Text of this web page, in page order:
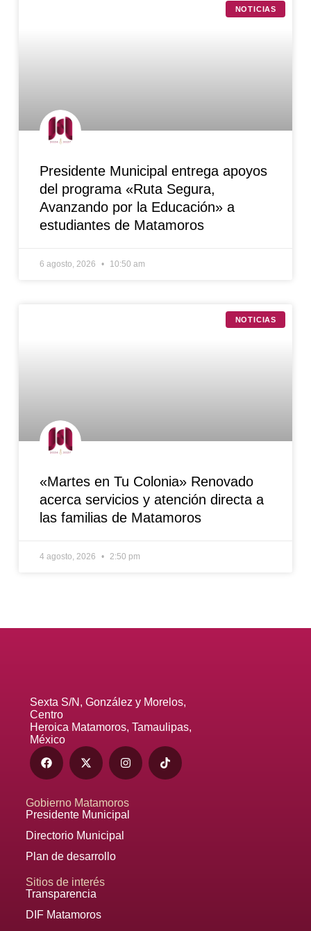
NOTICIAS
Presidente Municipal entrega apoyos
del programa «Ruta Segura,
Avanzando por la Educación» a
estudiantes de Matamoros
6 agosto, 2026 10:50 am
NOTICIAS
«Martes en Tu Colonia» Renovado
acerca servicios y atención directa a
las familias de Matamoros
4 agosto, 2026 2:50 pm
Sexta S/N, González y Morelos,
Centro
Heroica Matamoros, Tamaulipas,
México
Gobierno Matamoros
Presidente Municipal
Directorio Municipal
Plan de desarrollo
Sitios de interés
Transparencia
DIF Matamoros